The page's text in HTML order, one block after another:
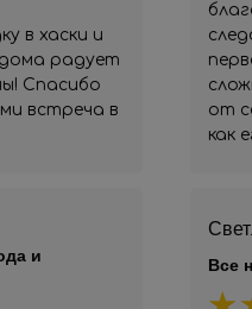
и
Все
в хаски и
радует
Спасибо
встреча в
от
как